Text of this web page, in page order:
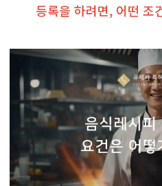
등록을 하려면, 어떤 조